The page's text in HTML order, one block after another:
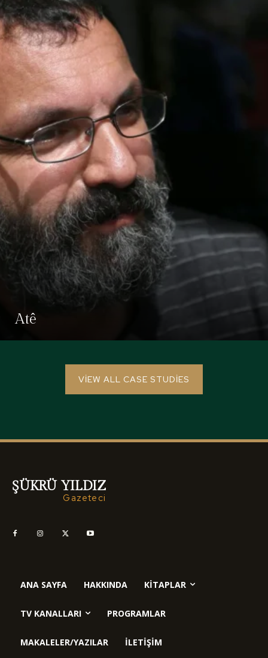
Atê
VIEW ALL CASE STUDIES
ŞÜKRÜ YILDIZ
Gazeteci
ANA SAYFA HAKKINDA KITAPLAR
TV KANALLARI PROGRAMLAR
MAKALELER/YAZILAR İLETIŞIM